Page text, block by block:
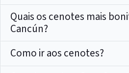
Quais os cenotes mais
Cancún?
Como ir aos cenotes?